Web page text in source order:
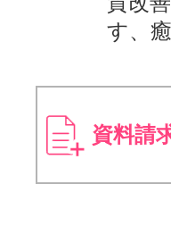
す、
資料請